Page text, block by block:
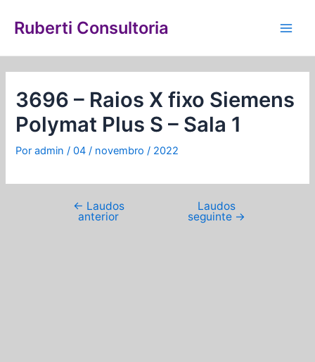
para
conteúdo
Ruberti Consultoria
3696 – Raios X fixo Siemens
Polymat Plus S – Sala 1
Poradmin/04 / novembro / 2022
de
← Laudos
anterior
Laudos
seguinte →